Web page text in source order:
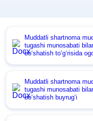
Muddatli shartnoma
tugashi munosabati
boʻshatish toʻgʻrisida
Muddatli shartnoma
tugashi munosabati
boʻshatish buyrugʻi